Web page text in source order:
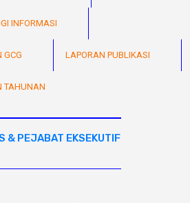
INFORMASI
GCG LAPORAN PUBLIKASI
TAHUNAN
& PEJABAT EKSEKUTIF